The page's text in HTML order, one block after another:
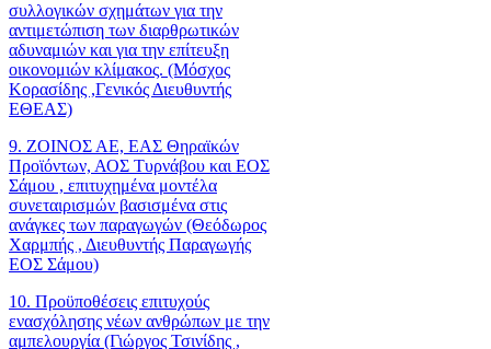
συλλογικών σχημάτων για την
αντιμετώπιση των διαρθρωτικών
αδυναμιών και για την επίτευξη
οικονομιών κλίμακος. (Μόσχος
Κορασίδης ,Γενικός Διευθυντής
ΕΘΕΑΣ)
9. ΖΟΙΝΟΣ ΑΕ, ΕΑΣ Θηραϊκών
Προϊόντων, ΑΟΣ Τυρνάβου και ΕΟΣ
Σάμου , επιτυχημένα μοντέλα
συνεταιρισμών βασισμένα στις
ανάγκες των παραγωγών (Θεόδωρος
Χαρμπής , Διευθυντής Παραγωγής
ΕΟΣ Σάμου)
10. Προϋποθέσεις επιτυχούς
ενασχόλησης νέων ανθρώπων με την
αμπελουργία (Γιώργος Τσινίδης ,